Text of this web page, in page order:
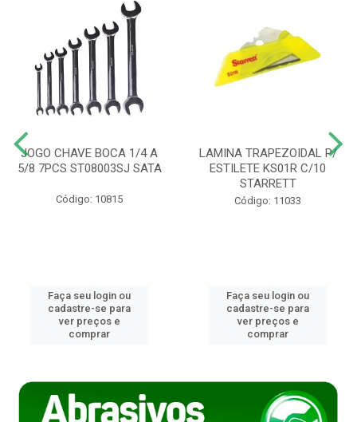
JOGO CHAVE BOCA 1/4 A
5/8 7PCS ST08003SJ SATA
Código: 10815
Faça seu login ou
cadastre-se para
ver preços e
comprar
LAMINA TRAPEZOIDAL P/
ESTILETE KS01R C/10
STARRETT
Código: 11033
Faça seu login ou
cadastre-se para
ver preços e
comprar